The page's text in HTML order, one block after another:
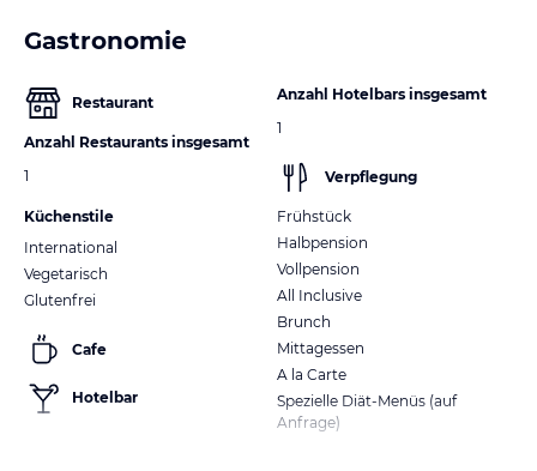
Gastronomie
Restaurant
Anzahl Restaurants insgesamt
1
Küchenstile
International
Vegetarisch
Glutenfrei
Cafe
Hotelbar
Anzahl Hotelbars insgesamt
1
Verpflegung
Frühstück
Halbpension
Vollpension
All Inclusive
Brunch
Mittagessen
A la Carte
Spezielle Diät-Menüs (auf
Anfrage)